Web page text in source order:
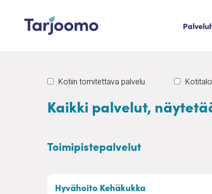
Kotiin tomitettava palvelu
Kaikki palvelut,
Toimipistepalvelut
Hyvähoito Kehäkukka– Jalkahoito